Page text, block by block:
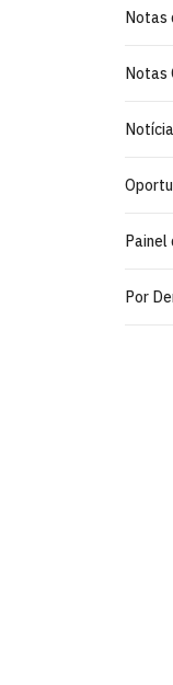
Notas
Notas
Painel
Por